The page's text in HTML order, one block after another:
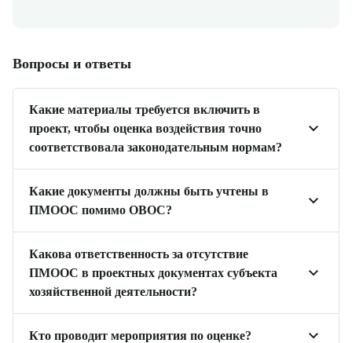
Вопросы и ответы
Какие материалы требуется включить в
проект, чтобы оценка воздействия точно
соответствовала законодательным нормам?
приказе Минприроды РФ № 999.
Какие документы должны быть учтены в
ПМООС помимо ОВОС?
обеспечивающих рациональное использование всех
видов ресурсов — земельных, водных, и других. А
транспортировка, утилизация, в том числе на
Какова ответственность за отсутствие
ПМООС в проектных документах субъекта
хозяйственной деятельности?
Кто проводит мероприятия по оценке?